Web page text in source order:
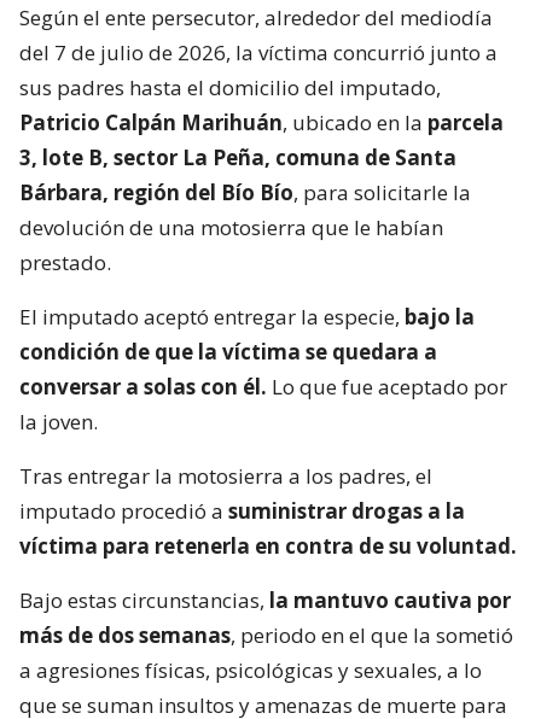
Según el ente persecutor, alrededor del mediodía
del 7 de julio de 2026, la víctima concurrió junto a
sus padres hasta el domicilio del imputado,
Patricio Calpán Marihuán, ubicado en la parcela
3, lote B, sector La Peña, comuna de Santa
Bárbara, región del Bío Bío, para solicitarle la
devolución de una motosierra que le habían
prestado.
El imputado aceptó entregar la especie, bajo la
condición de que la víctima se quedara a
conversar a solas con él. Lo que fue aceptado por
la joven.
Tras entregar la motosierra a los padres, el
imputado procedió a suministrar drogas a la
víctima para retenerla en contra de su voluntad.
Bajo estas circunstancias, la mantuvo cautiva por
más de dos semanas, periodo en el que la sometió
a agresiones físicas, psicológicas y sexuales, a lo
que se suman insultos y amenazas de muerte para